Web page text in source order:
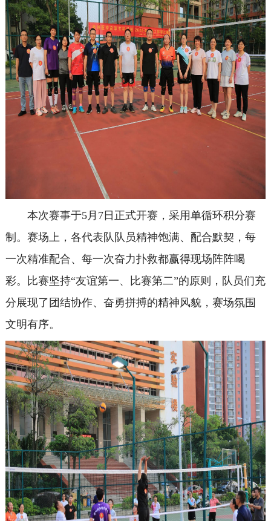
本次赛事于5月7日正式开赛，采用单循环积分赛
制。赛场上，各代表队队员精神饱满、配合默契，每
一次精准配合、每一次奋力扑救都赢得现场阵阵喝
彩。比赛坚持“友谊第一、比赛第二”的原则，队员们充
分展现了团结协作、奋勇拼搏的精神风貌，赛场氛围
文明有序。